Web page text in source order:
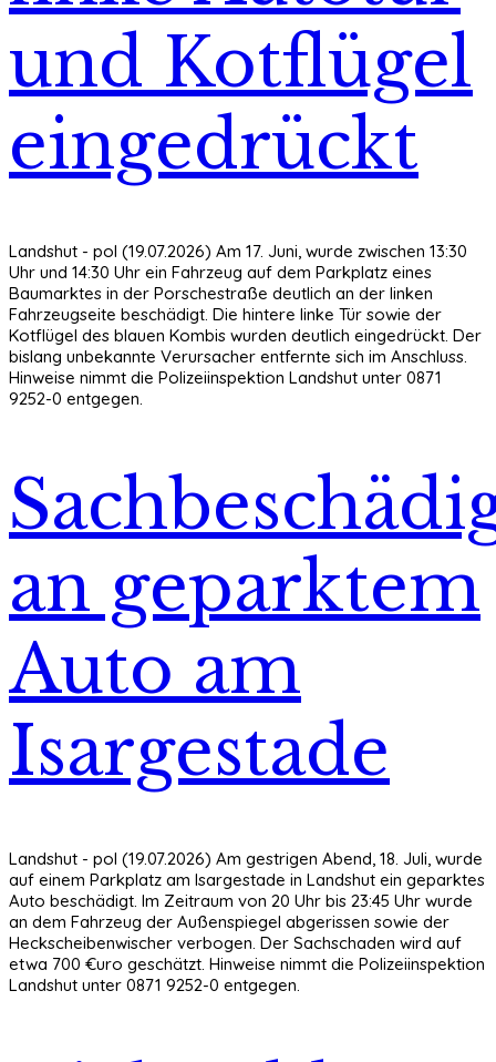
und Kotflügel
eingedrückt
Landshut - pol (19.07.2026) Am 17. Juni, wurde zwischen 13:30
Uhr und 14:30 Uhr ein Fahrzeug auf dem Parkplatz eines
Baumarktes in der Porschestraße deutlich an der linken
Fahrzeugseite beschädigt. Die hintere linke Tür sowie der
Kotflügel des blauen Kombis wurden deutlich eingedrückt. Der
bislang unbekannte Verursacher entfernte sich im Anschluss.
Hinweise nimmt die Polizeiinspektion Landshut unter 0871
9252-0 entgegen.
an geparktem
Auto am
Isargestade
Landshut - pol (19.07.2026) Am gestrigen Abend, 18. Juli, wurde
auf einem Parkplatz am Isargestade in Landshut ein geparktes
Auto beschädigt. Im Zeitraum von 20 Uhr bis 23:45 Uhr wurde
an dem Fahrzeug der Außenspiegel abgerissen sowie der
Heckscheibenwischer verbogen. Der Sachschaden wird auf
etwa 700 €uro geschätzt. Hinweise nimmt die Polizeiinspektion
Landshut unter 0871 9252-0 entgegen.